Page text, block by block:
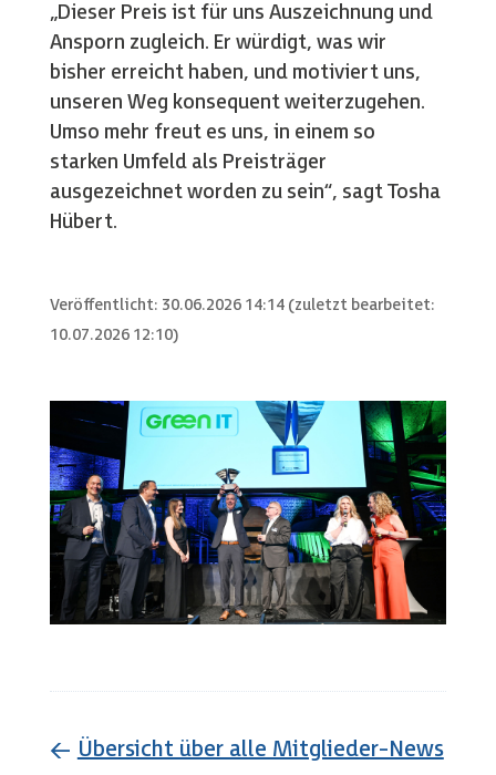
„Dieser Preis ist für uns Auszeichnung und
Ansporn zugleich. Er würdigt, was wir
bisher erreicht haben, und motiviert uns,
unseren Weg konsequent weiterzugehen.
Umso mehr freut es uns, in einem so
starken Umfeld als Preisträger
ausgezeichnet worden zu sein“, sagt Tosha
Hübert.
Veröffentlicht: 30.06.2026 14:14 (zuletzt bearbeitet:
10.07.2026 12:10)
← Übersicht über alle Mitglieder-News